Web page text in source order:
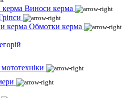
Виноси керма
Обмотки керма